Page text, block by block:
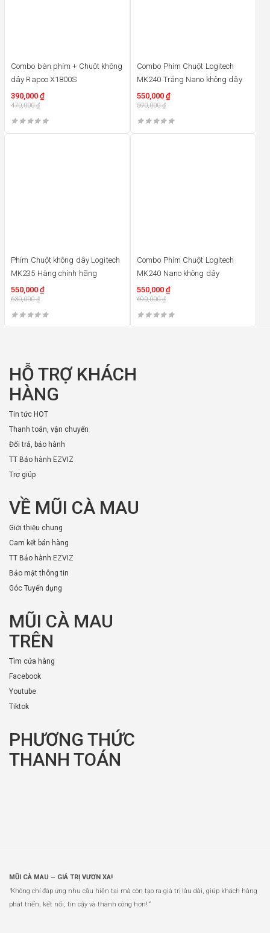
Combo bàn phím + Chuột không
dây Rapoo X1800S
390,000 ₫
470,000₫
Combo Phím Chuột Logitech
MK240 Trắng Nano không dây
550,000 ₫
590,000₫
Phím Chuột không dây Logitech
MK235 Hàng chính hãng
550,000 ₫
630,000₫
Combo Phím Chuột Logitech
MK240 Nano không dây
550,000 ₫
690,000₫
HỖ TRỢ KHÁCH
HÀNG
Tin tức HOT
Thanh toán, vận chuyển
Đổi trả, bảo hành
TT Bảo hành EZVIZ
Trợ giúp
VỀ MŨI CÀ MAU
Giới thiệu chung
Cam kết bán hàng
TT Bảo hành EZVIZ
Bảo mật thông tin
Góc Tuyển dụng
MŨI CÀ MAU
TRÊN
Tìm cửa hàng
Facebook
Youtube
Tiktok
PHƯƠNG THỨC
THANH TOÁN
MŨI CÀ MAU – GIÁ TRỊ VƯƠN XA!
“Không chỉ đáp ứng nhu cầu hiện tại mà còn tạo ra giá trị lâu dài, giúp khách hàng
phát triển, kết nối, tin cậy và thành công hơn! ”